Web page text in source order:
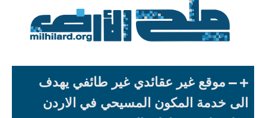
موقع غير عقائدي غير طائفي يهدف
الى خدمة المكون المسيحي في الاردن